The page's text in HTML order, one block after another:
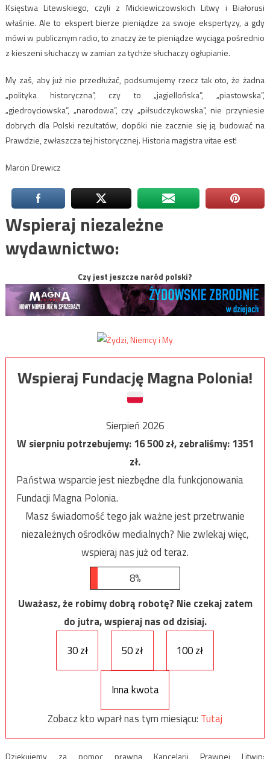
Księstwa Litewskiego, czyli z Mickiewiczowskich Litwy i Białorusi
właśnie. Ale to ekspert bierze pieniądze za swoje ekspertyzy, a gdy
mówi w publicznym radio, to znaczy że te pieniądze wyciąga pośrednio
z kieszeni słuchaczy w zamian za tychże słuchaczy ogłupianie.
My zaś, aby już nie przedłużać, podsumujemy rzecz tak oto, że żadna
„polityka historyczna”, czy to „jagiellońska”, „piastowska”,
„giedroyciowska”, „narodowa”, czy „piłsudczykowska”, nie przyniesie
dobrych dla Polski rezultatów, dopóki nie zacznie się ją budować na
Prawdzie, zwłaszcza tej historycznej. Historia magistra vitae est!
Marcin Drewicz
Wspieraj niezależne
wydawnictwo:
Czy jest jeszcze naród polski?
Wspieraj Fundację Magna Polonia!
Sierpień 2026
W sierpniu potrzebujemy:16 500zł, zebraliśmy:1351
zł.
Państwa wsparcie jest niezbędne dla funkcjonowania
Fundacji Magna Polonia.
Masz świadomość tego jak ważne jest przetrwanie
niezależnych ośrodków medialnych? Nie zwlekaj więc,
wspieraj nas już od teraz.
8%
Uważasz, że robimy dobrą robotę? Nie czekaj zatem
do jutra, wspieraj nas od dzisiaj.
30 zł
50 zł 100 zł
Inna kwota
Zobacz kto wparł nas tym miesiącu: Tutaj
Dziękujemy za pomoc prawną Kancelarii Prawnej Litwin: